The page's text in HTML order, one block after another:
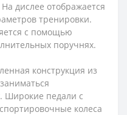
дислее отображается
тренировки.
с помощью
поручнях.
конструкция из
Широкие педали с
колеса